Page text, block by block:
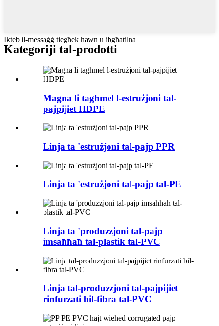
Ikteb il-messaġġ tiegħek hawn u ibgħatilna
Kategoriji tal-prodotti
Magna li tagħmel l-estrużjoni tal-
pajpijiet HDPE
Linja ta 'estrużjoni tal-pajp PPR
Linja ta 'estrużjoni tal-pajp tal-PE
Linja ta 'produzzjoni tal-pajp
imsaħħaħ tal-plastik tal-PVC
Linja tal-produzzjoni tal-pajpijiet
rinfurzati bil-fibra tal-PVC